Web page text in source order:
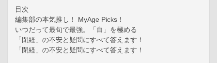
目次
編集部の本気推し！ MyAge Picks！
いつだって最旬で最強。「白」を極める
「閉経」の不安と疑問にすべて答えます！
「閉経」の不安と疑問にすべて答えます！